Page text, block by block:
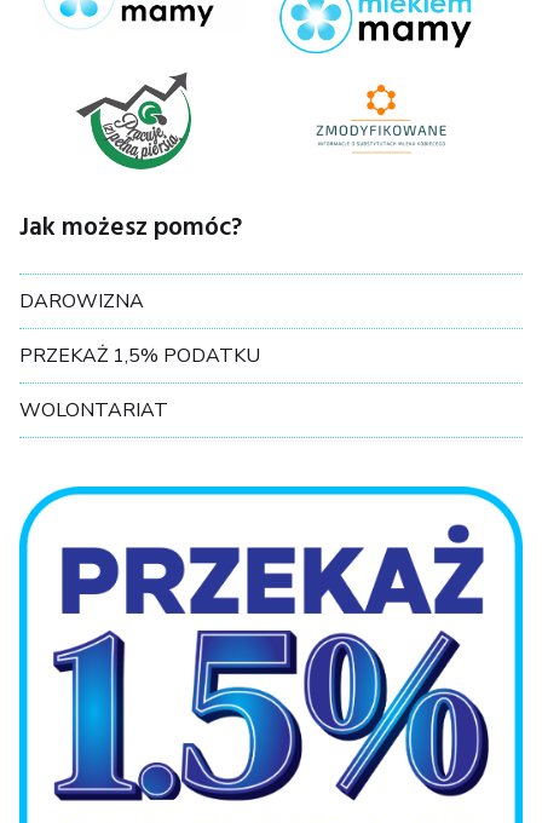
Jak możesz pomóc?
DAROWIZNA
PRZEKAŻ 1,5% PODATKU
WOLONTARIAT